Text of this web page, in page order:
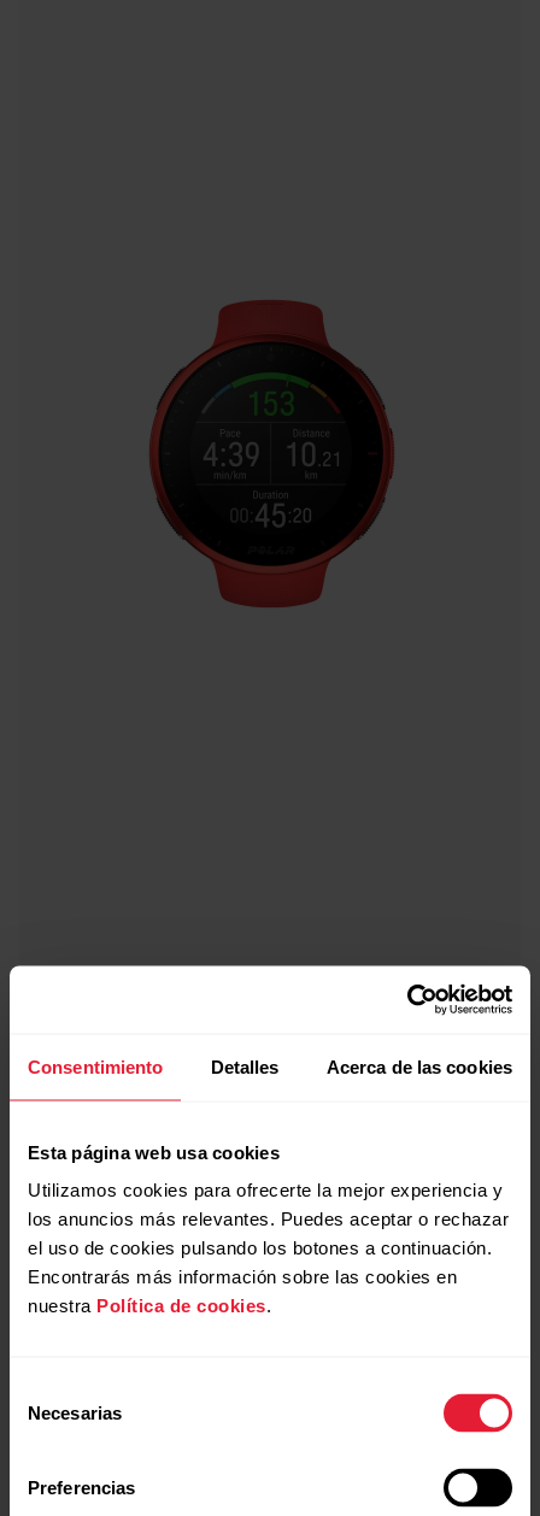
Consentimiento Detalles Acerca de las cookies
Esta página web usa cookies
Utilizamos cookies para ofrecerte la mejor experiencia y
los anuncios más relevantes. Puedes aceptar o rechazar
el uso de cookies pulsando los botones a continuación.
Encontrarás más información sobre las cookies en
nuestra Política de cookies.
Necesarias
Preferencias